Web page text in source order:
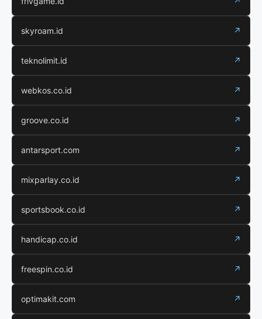
skyroam.id ↗
teknolimit.id ↗
webkos.co.id ↗
groove.co.id ↗
antarsport.com ↗
mixparlay.co.id ↗
sportsbook.co.id ↗
handicap.co.id ↗
freespin.co.id ↗
optimakit.com ↗